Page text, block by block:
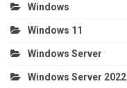
Windows
Windows 11
Windows Server
Windows Server 2022